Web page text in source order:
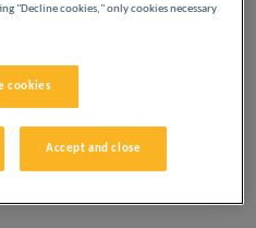
hoteli i odkryj departament
służbowe dają możliwość
we
"Decline cookies," only cookies necessary
cookies
Accept and close